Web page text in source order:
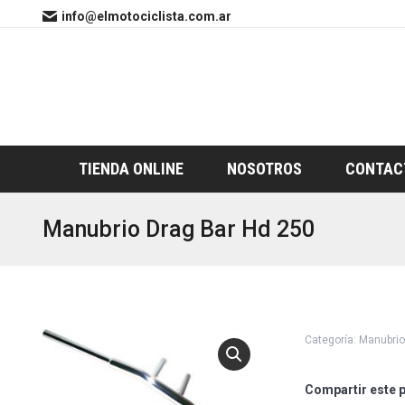
info@elmotociclista.com.ar
TIENDA ONLINE NOSOTROS
Manubrio Drag Bar Hd 250
Categoría:
Compartir este